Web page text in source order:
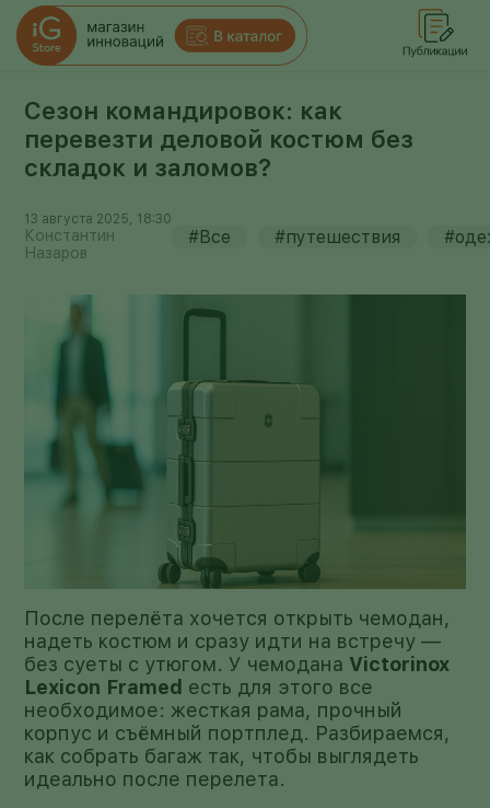
Сезон командировок: как
перевезти деловой костюм без
складок и заломов?
13 августа 2025, 18:30
Константин
Назаров
#Все #путешествия
После перелёта хочется открыть чемодан,
надеть костюм и сразу идти на встречу —
без суеты с утюгом. У чемодана Victorinox
Lexicon Framed есть для этого все
необходимое: жесткая рама, прочный
корпус и съёмный портплед. Разбираемся,
как собрать багаж так, чтобы выглядеть
идеально после перелета.